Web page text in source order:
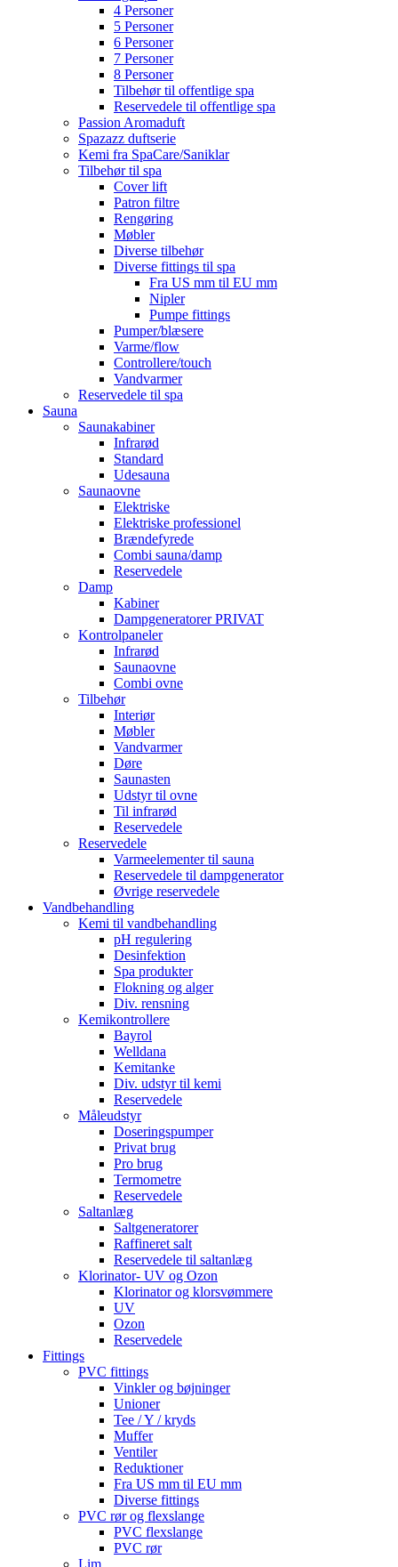
4 Personer
5 Personer
6 Personer
7 Personer
8 Personer
Tilbehør til offentlige spa
Reservedele til offentlige spa
Passion Aromaduft
Spazazz duftserie
Kemi fra SpaCare/Saniklar
Tilbehør til spa
Cover lift
Patron filtre
Rengøring
Møbler
Diverse tilbehør
Diverse fittings til spa
Fra US mm til EU mm
Nipler
Pumpe fittings
Pumper/blæsere
Varme/flow
Controllere/touch
Vandvarmer
Reservedele til spa
Sauna
Saunakabiner
Infrarød
Standard
Udesauna
Saunaovne
Elektriske
Elektriske professionel
Brændefyrede
Combi sauna/damp
Reservedele
Damp
Kabiner
Dampgeneratorer PRIVAT
Kontrolpaneler
Infrarød
Saunaovne
Combi ovne
Tilbehør
Interiør
Møbler
Vandvarmer
Døre
Saunasten
Udstyr til ovne
Til infrarød
Reservedele
Reservedele
Varmeelementer til sauna
Reservedele til dampgenerator
Øvrige reservedele
Vandbehandling
Kemi til vandbehandling
pH regulering
Desinfektion
Spa produkter
Flokning og alger
Div. rensning
Kemikontrollere
Bayrol
Welldana
Kemitanke
Div. udstyr til kemi
Reservedele
Måleudstyr
Doseringspumper
Privat brug
Pro brug
Termometre
Reservedele
Saltanlæg
Saltgeneratorer
Raffineret salt
Reservedele til saltanlæg
Klorinator- UV og Ozon
Klorinator og klorsvømmere
UV
Ozon
Reservedele
Fittings
PVC fittings
Vinkler og bøjninger
Unioner
Tee / Y / kryds
Muffer
Ventiler
Reduktioner
Fra US mm til EU mm
Diverse fittings
PVC rør og flexslange
PVC flexslange
PVC rør
Lim